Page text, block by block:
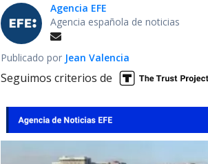
Agencia EFE
Agencia española de noticias
Publicado por Jean Valencia
Seguimos criterios de